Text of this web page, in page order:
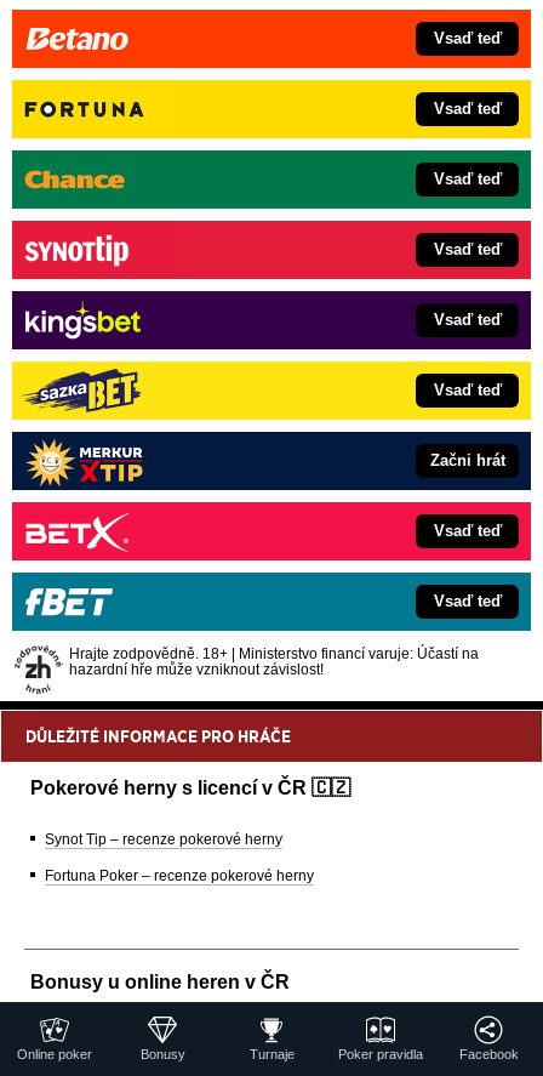
Vsaď teď
Vsaď teď
Vsaď teď
Vsaď teď
Vsaď teď
Vsaď teď
Začni hrát
Vsaď teď
Vsaď teď
Hrajte zodpovědně. 18+ | Ministerstvo financí varuje: Účastí na
hazardní hře může vzniknout závislost!
DŮLEŽITÉ INFORMACE PRO HRÁČE
Pokerové herny s licencí v ČR 🇨🇿
Synot Tip – recenze pokerové herny
Fortuna Poker – recenze pokerové herny
Bonusy u online heren v ČR
SynotTip bonus poker aktuálně
Online poker Bonusy Turnaje Poker pravidla Facebook